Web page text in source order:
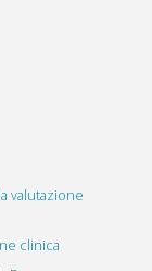
valutazione
clinica